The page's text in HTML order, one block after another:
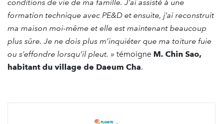
conditions de vie de ma famille. J’ai assisté à une
formation technique avec PE&D et ensuite, j’ai reconstruit
ma maison moi-même et elle est maintenant beaucoup
plus sûre. Je ne dois plus m’inquiéter que ma toiture fuie
ou s’effondre lorsqu’il pleut. » témoigne M. Chin Sao,
habitant du village de Daeum Cha.